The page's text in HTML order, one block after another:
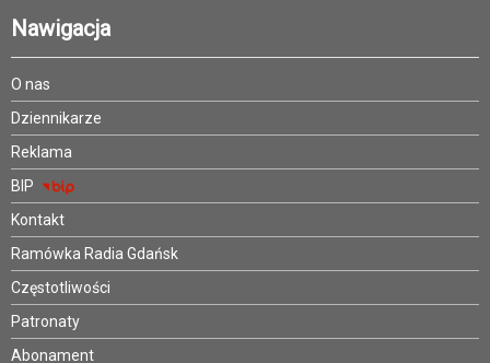
Nawigacja
O nas
Dziennikarze
Reklama
BIP
Kontakt
Ramówka Radia Gdańsk
Częstotliwości
Patronaty
Abonament